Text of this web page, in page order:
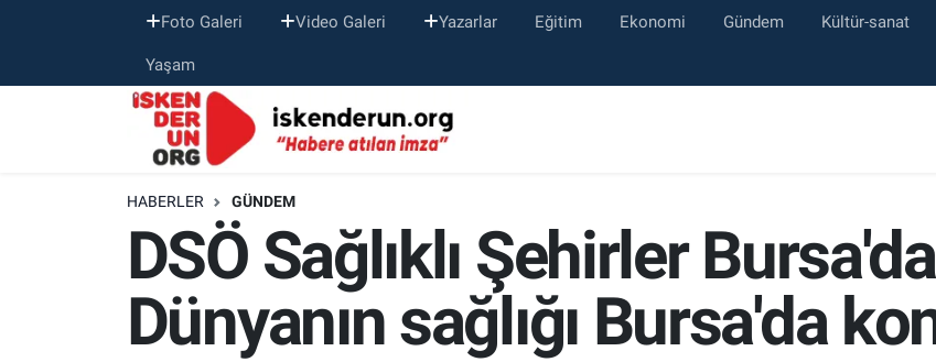
Foto Galeri Video Galeri Yazarlar Eğitim Ekonomi Gündem Kültür-sanat
Yaşam
HABERLER GÜNDEM
DSÖ Sağlıklı Şehirler
Dünyanın sağlığı Bursa'da